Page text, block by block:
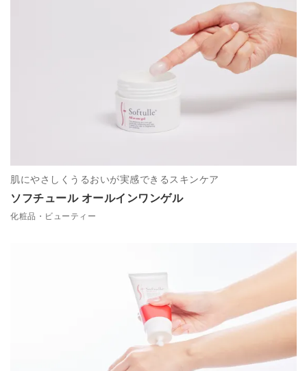
ソフチュール オールインワンゲル
肌にやさしくうるおいが実感できるスキンケア
化粧品・ビューティー